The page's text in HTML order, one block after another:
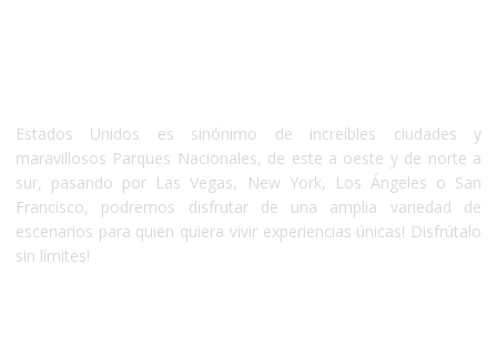
Estados Unidos es sinónimo de increíbles ciudades y
maravillosos Parques Nacionales, de este a oeste y de norte a
sur, pasando por Las Vegas, New York, Los Ángeles o San
Francisco, podremos disfrutar de una amplia variedad de
escenarios para quien quiera vivir experiencias únicas! Disfrútalo
sin límites!